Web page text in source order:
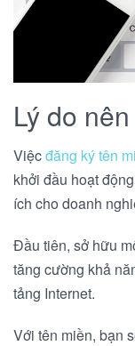
Lý do
Việcđăng ký tên
khởi đầu hoạt
ích cho doanh
Đầu tiên, sở hữu
tăng cường khả
tảng Internet.
Với tên miền, bạn